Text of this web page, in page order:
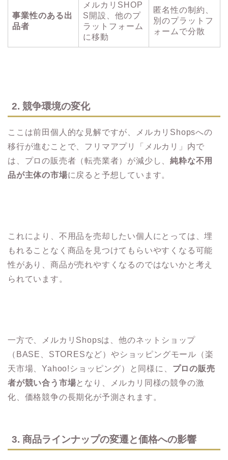
事業性のある出
品者
メルカリSHOP
S開設、他のプ
ラットフォーム
に移動
匿名性の制約、
別のプラットフ
ォームで分散
2. 競争環境の変化
ここは前田個人的な見解ですが、メルカリShopsへの
移行が進むことで、フリマアプリ「メルカリ」内で
は、プロの販売者（転売業者）が減少し、純粋な不用
品が主体の市場に戻ると予想しています。
これにより、不用品を売却したい個人にとっては、埋
もれることなく商品を見つけてもらいやすくなる可能
性があり、商品が売れやすくなるのではないかと考え
られています。
一方で、メルカリShopsは、他のネットショップ
（BASE、STORESなど）やショッピングモール（楽
天市場、Yahoo!ショッピング）と同様に、 プロの販売
者が競い合う市場となり、メルカリ同様の競争の激
化、価格競争の長期化が予測されます。
3. 商品ラインナップの変遷と価格への影響